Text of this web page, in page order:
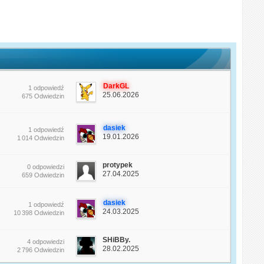
1 odpowiedź
675 Odwiedzin
DarkGL
25.06.2026
1 odpowiedź
1 014 Odwiedzin
dasiek
19.01.2026
0 odpowiedzi
659 Odwiedzin
protypek
27.04.2025
1 odpowiedź
10 398 Odwiedzin
dasiek
24.03.2025
4 odpowiedzi
2 796 Odwiedzin
SHiBBy.
28.02.2025